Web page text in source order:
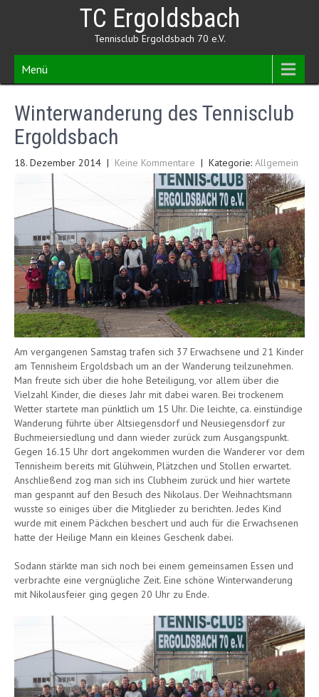
TC Ergoldsbach
Tennisclub Ergoldsbach 70 e.V.
Menü
Winterwanderung des Tennisclub
Ergoldsbach
18. Dezember 2014 | Keine Kommentare | Kategorie: Allgemein
Am vergangenen Samstag trafen sich 37 Erwachsene und 21 Kinder
am Tennisheim Ergoldsbach um an der Wanderung teilzunehmen.
Man freute sich über die hohe Beteiligung, vor allem über die
Vielzahl Kinder, die dieses Jahr mit dabei waren. Bei trockenem
Wetter startete man pünktlich um 15 Uhr. Die leichte, ca. einstündige
Wanderung führte über Altsiegensdorf und Neusiegensdorf zur
Buchmeiersiedlung und dann wieder zurück zum Ausgangspunkt.
Gegen 16.15 Uhr dort angekommen wurden die Wanderer vor dem
Tennisheim bereits mit Glühwein, Plätzchen und Stollen erwartet.
Anschließend zog man sich ins Clubheim zurück und hier wartete
man gespannt auf den Besuch des Nikolaus. Der Weihnachtsmann
wusste so einiges über die Mitglieder zu berichten. Jedes Kind
wurde mit einem Päckchen beschert und auch für die Erwachsenen
hatte der Heilige Mann ein kleines Geschenk dabei.
Sodann stärkte man sich noch bei einem gemeinsamen Essen und
verbrachte eine vergnügliche Zeit. Eine schöne Winterwanderung
mit Nikolausfeier ging gegen 20 Uhr zu Ende.